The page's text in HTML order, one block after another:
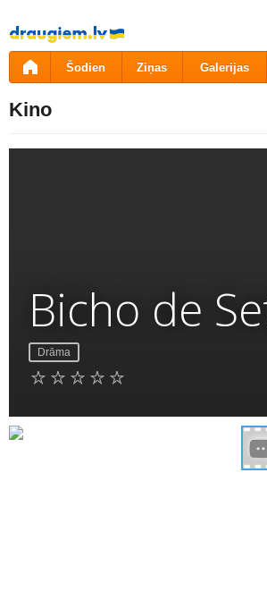
Pāriet
uz
saturu
Šodien Ziņas Galerijas
Kino
Bicho de
Drāma